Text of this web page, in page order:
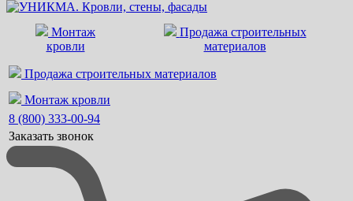
Монтаж
кровли
Продажа строительных
материалов
Продажа строительных материалов
Монтаж кровли
8 (800) 333-00-94
Заказать звонок